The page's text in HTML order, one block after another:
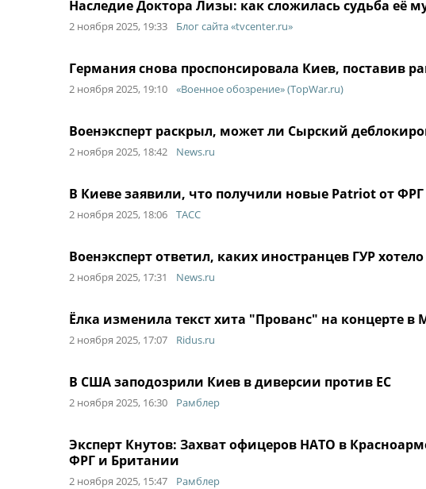
Наследие Доктора Лизы: как сложилась судьба её
2 ноября 2025, 19:33 Блог сайта «tvcenter.ru»
Германия снова проспонсировала Киев, поставив
2 ноября 2025, 19:10 «Военное обозрение» (TopWar.ru)
Военэксперт раскрыл, может ли Сырский
2 ноября 2025, 18:42 News.ru
В Киеве заявили, что получили новые Patriot от ФРГ
2 ноября 2025, 18:06 ТАСС
Военэксперт ответил, каких иностранцев ГУР
2 ноября 2025, 17:31 News.ru
Ёлка изменила текст хита "Прованс" на концерте в
2 ноября 2025, 17:07 Ridus.ru
В США заподозрили Киев в диверсии против ЕС
2 ноября 2025, 16:30 Рамблер
Эксперт Кнутов: Захват офицеров НАТО в
ФРГ и Британии
2 ноября 2025, 15:47 Рамблер